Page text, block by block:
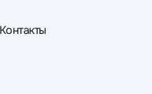
Контакты